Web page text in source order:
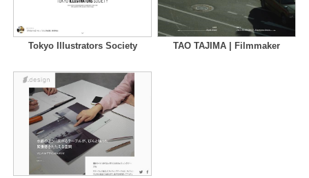
Tokyo Illustrators Society TAO TAJIMA | Filmmaker